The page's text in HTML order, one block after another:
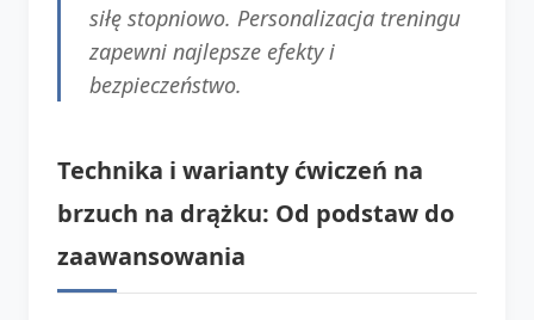
siłę stopniowo. Personalizacja treningu
zapewni najlepsze efekty i
bezpieczeństwo.
Technika i warianty ćwiczeń na
brzuch na drążku: Od podstaw do
zaawansowania